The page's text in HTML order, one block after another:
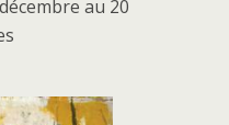
au 20